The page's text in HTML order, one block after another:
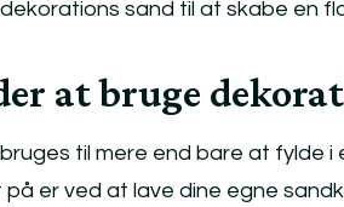
sand til at skabe en
at bruge
til mere end bare at fylde i
er ved at lave dine egne